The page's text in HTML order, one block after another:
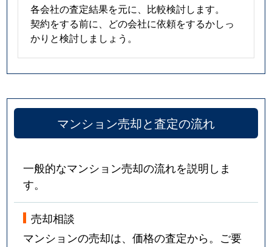
各会社の査定結果を元に、比較検討します。
契約をする前に、どの会社に依頼をするかしっ
かりと検討しましょう。
マンション売却と査定の流れ
一般的なマンション売却の流れを説明しま
す。
売却相談
マンションの売却は、価格の査定から。ご要